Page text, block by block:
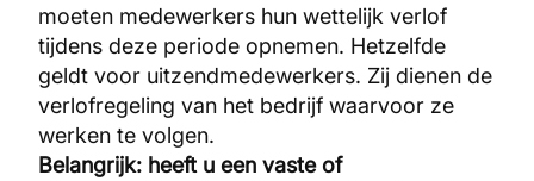
moeten medewerkers hun wettelijk verlof
tijdens deze periode opnemen. Hetzelfde
geldt voor uitzendmedewerkers. Zij dienen de
verlofregeling van het bedrijf waarvoor ze
werken te volgen.
Belangrijk: heeft u een vaste of